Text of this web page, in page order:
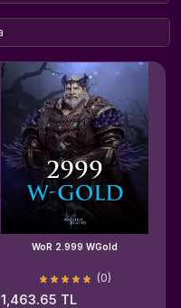
WoR 2.999 WGold
(0)
1,463.65 TL